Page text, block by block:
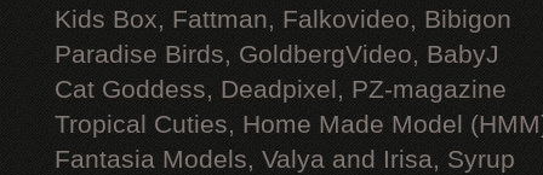
Kids Box, Fattman, Falkovideo, Bibigon
Paradise Birds, GoldbergVideo, BabyJ
Cat Goddess, Deadpixel, PZ-magazine
Tropical Cuties, Home Made Model
Fantasia Models, Valya and Irisa, Syrup